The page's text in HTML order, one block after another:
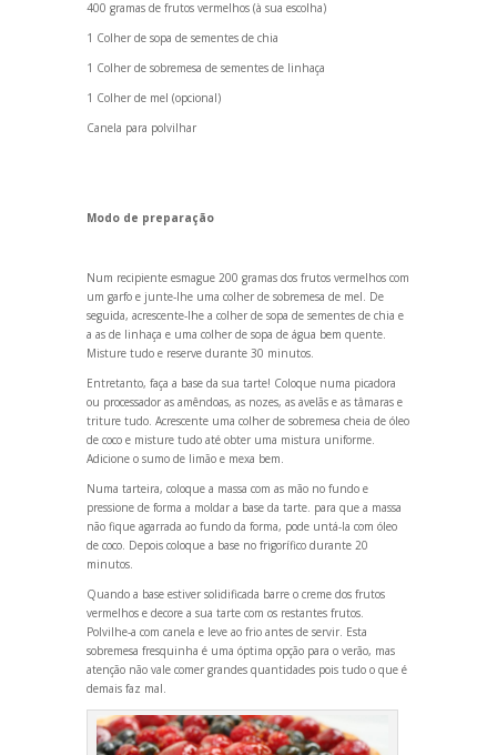
400 gramas de frutos vermelhos (à sua escolha)
1 Colher de sopa de sementes de chia
1 Colher de sobremesa de sementes de linhaça
1 Colher de mel (opcional)
Canela para polvilhar
Modo de preparação
Num recipiente esmague 200 gramas dos frutos vermelhos com
um garfo e junte-lhe uma colher de sobremesa de mel. De
seguida, acrescente-lhe a colher de sopa de sementes de chia e
a as de linhaça e uma colher de sopa de água bem quente.
Misture tudo e reserve durante 30 minutos.
Entretanto, faça a base da sua tarte! Coloque numa picadora
ou processador as amêndoas, as nozes, as avelãs e as tâmaras e
triture tudo. Acrescente uma colher de sobremesa cheia de óleo
de coco e misture tudo até obter uma mistura uniforme.
Adicione o sumo de limão e mexa bem.
Numa tarteira, coloque a massa com as mão no fundo e
pressione de forma a moldar a base da tarte. para que a massa
não fique agarrada ao fundo da forma, pode untá-la com óleo
de coco. Depois coloque a base no frigorífico durante 20
minutos.
Quando a base estiver solidificada barre o creme dos frutos
vermelhos e decore a sua tarte com os restantes frutos.
Polvilhe-a com canela e leve ao frio antes de servir. Esta
sobremesa fresquinha é uma óptima opção para o verão, mas
atenção não vale comer grandes quantidades pois tudo o que é
demais faz mal.